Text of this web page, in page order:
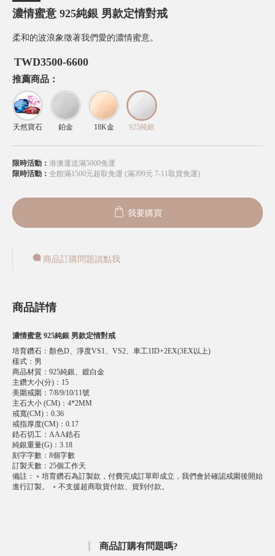
濃情蜜意 925純銀 男款定情對戒
柔和的波浪象徵著我們愛的濃情蜜意。
TWD3500-6600
推薦商品：
天然寶石 鉑金 18K金 925純銀
限時活動： 港澳運送滿5000免運
限時活動： 全館滿1500元超取免運 (滿399元 7-11取貨免運)
我要購買
商品訂購問題請點我
商品詳情
濃情蜜意 925純銀 男款定情對戒
培育鑽石 ： 顏色D、淨度VS1、VS2、車工1ID+2EX(3EX以上)
樣式 ： 男
商品材質 ： 925純銀、鍍白金
主鑽大小(分) ： 15
美圍戒圍 ： 7/8/9/10/11號
主石大小 (CM) ： 4*2MM
戒寬(CM) ： 0.36
戒指厚度(CM) ： 0.17
鋯石切工 ： AAA鋯石
純銀重量(G) ： 3.18
刻字字數 ： 8個字數
訂製天數 ： 25個工作天
備註 ： ﹡培育鑽石為訂製款，付費完成訂單即成立，我們會於確認戒圍後開始
進行訂製。 ﹡不支援超商取貨付款、貨到付款。
商品訂購有問題嗎?